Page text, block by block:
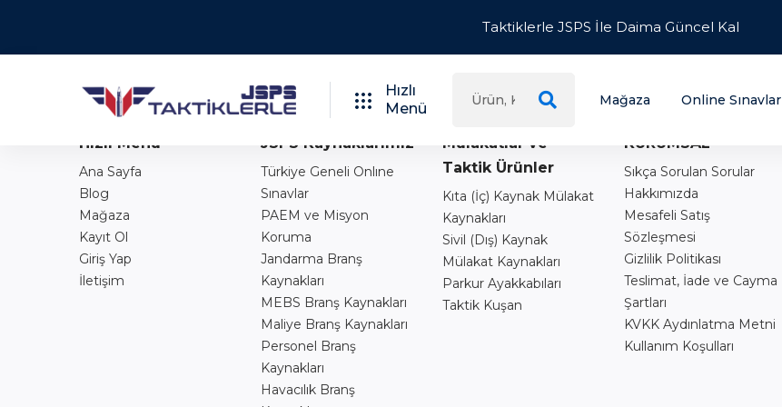
Taktiklerle JSPS İle Daima Güncel Kal
Hızlı
Menü
Mağaza Online Sınavlar
Hızlı Menü
Ana Sayfa
Blog
Mağaza
Kayıt Ol
Giriş Yap
İletişim
JSPS Kaynaklarımız
Türkiye Geneli Onlıne
Sınavlar
PAEM ve Misyon
Koruma
Jandarma Branş
Kaynakları
MEBS Branş Kaynakları
Maliye Branş Kaynakları
Personel Branş
Kaynakları
Havacılık Branş
Mülakatlar ve
Taktik Ürünler
Kıta (İç) Kaynak Mülakat
Kaynakları
Sivil (Dış) Kaynak
Mülakat Kaynakları
Parkur Ayakkabıları
Taktik Kuşan
KURUMSAL
Sıkça Sorulan Sorular
Hakkımızda
Mesafeli Satış
Sözleşmesi
Gizlilik Politikası
Teslimat, İade ve Cayma
Şartları
KVKK Aydınlatma Metni
Kullanım Koşulları